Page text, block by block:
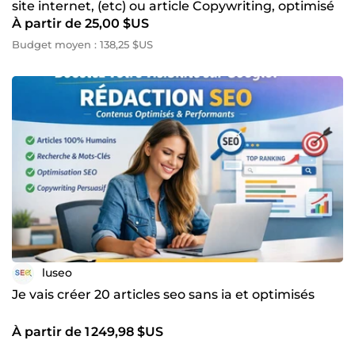
site internet, (etc) ou article Copywriting, optimisé
SEO
À partir de 25,00 $US
Budget moyen : 138,25 $US
luseo
Je vais créer 20 articles seo sans ia et optimisés
À partir de 1 249,98 $US